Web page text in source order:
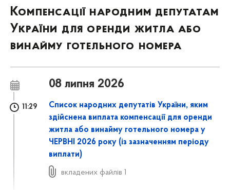
Компенсації народним депутатам
України для оренди житла або
винайму готельного номера
08 липня 2026
11:29
Список народних депутатів України, яким
здійснена виплата компенсації для оренди
житла або винайму готельного номера у
ЧЕРВНІ 2026 року (із зазначенням періоду
виплати)
вкладених файлів 1